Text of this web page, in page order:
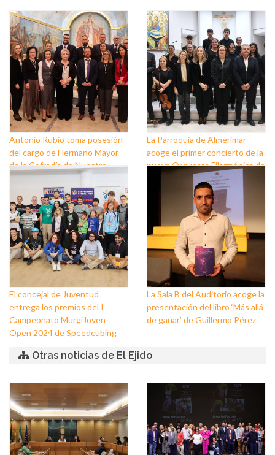
Antonio Rubio toma posesión
del cargo de Hermano Mayor
de la Cofradía de Nuestro
Padre Jesús Nazareno y
Nuestra Señora de los Dolores
de Balerma
La Parroquia de Almerimar
acoge el primer concierto de la
nueva Orquesta Filarmónica de
El concejal de Juventud
entrega los premios del I
Campeonato MurgiJoven
Open 2024 de Speedcubing
La Sala B del Auditorio acoge la
presentación del libro ‘Más allá
de ganar’ de Guillermo Pérez
Otras noticias de El Ejido